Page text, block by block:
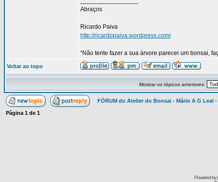
Abraços
Ricardo Paiva
http://ricardopaiva.wordpress.com/
“Não tente fazer a sua árvore parecer um bonsai,
Voltar ao topo
Mostrar os tópicos anteriores:
FÓRUM do Atelier do Bonsai - Mário A G Leal
Página 1 de 1
Powered by